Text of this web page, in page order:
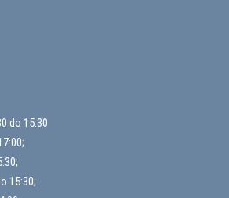
do 15:30
15:30;